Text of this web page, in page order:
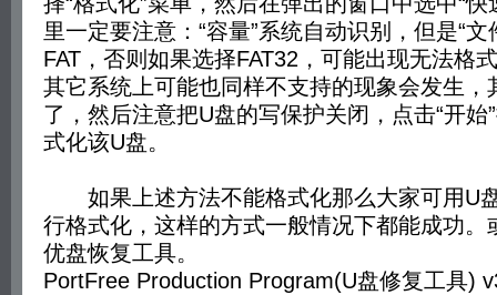
里一定要注意：“容量”系统自动识别，但是“
FAT，否则如果选择FAT32，可能出现无法格
其它系统上可能也同样不支持的现象会发生，
了，然后注意把U盘的写保护关闭，点击“开始
式化该U盘。
如果上述方法不能格式化那么大家可用U
行格式化，这样的方式一般情况下都能成功。
优盘恢复工具。
PortFree Production Program(U盘修复工具)